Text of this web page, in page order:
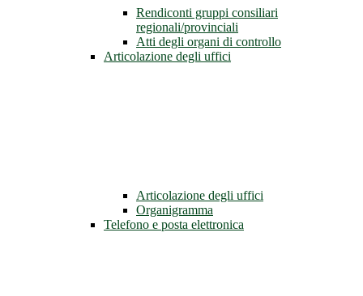
Rendiconti gruppi consiliari
regionali/provinciali
Atti degli organi di controllo
Articolazione degli uffici
Articolazione degli uffici
Organigramma
Telefono e posta elettronica